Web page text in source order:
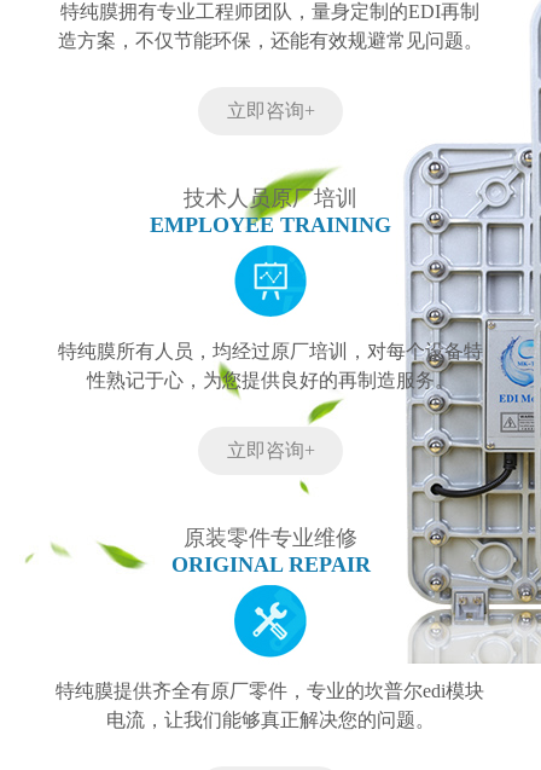
特纯膜拥有专业工程师团队，量身定制的EDI再制
造方案，不仅节能环保，还能有效规避常见问题。
立即咨询+
技术人员原厂培训
EMPLOYEE TRAINING
特纯膜所有人员，均经过原厂培训，对每个设备特
性熟记于心，为您提供良好的再制造服务。
立即咨询+
原装零件专业维修
ORIGINAL REPAIR
特纯膜提供齐全有原厂零件，专业的坎普尔edi模块
电流，让我们能够真正解决您的问题。